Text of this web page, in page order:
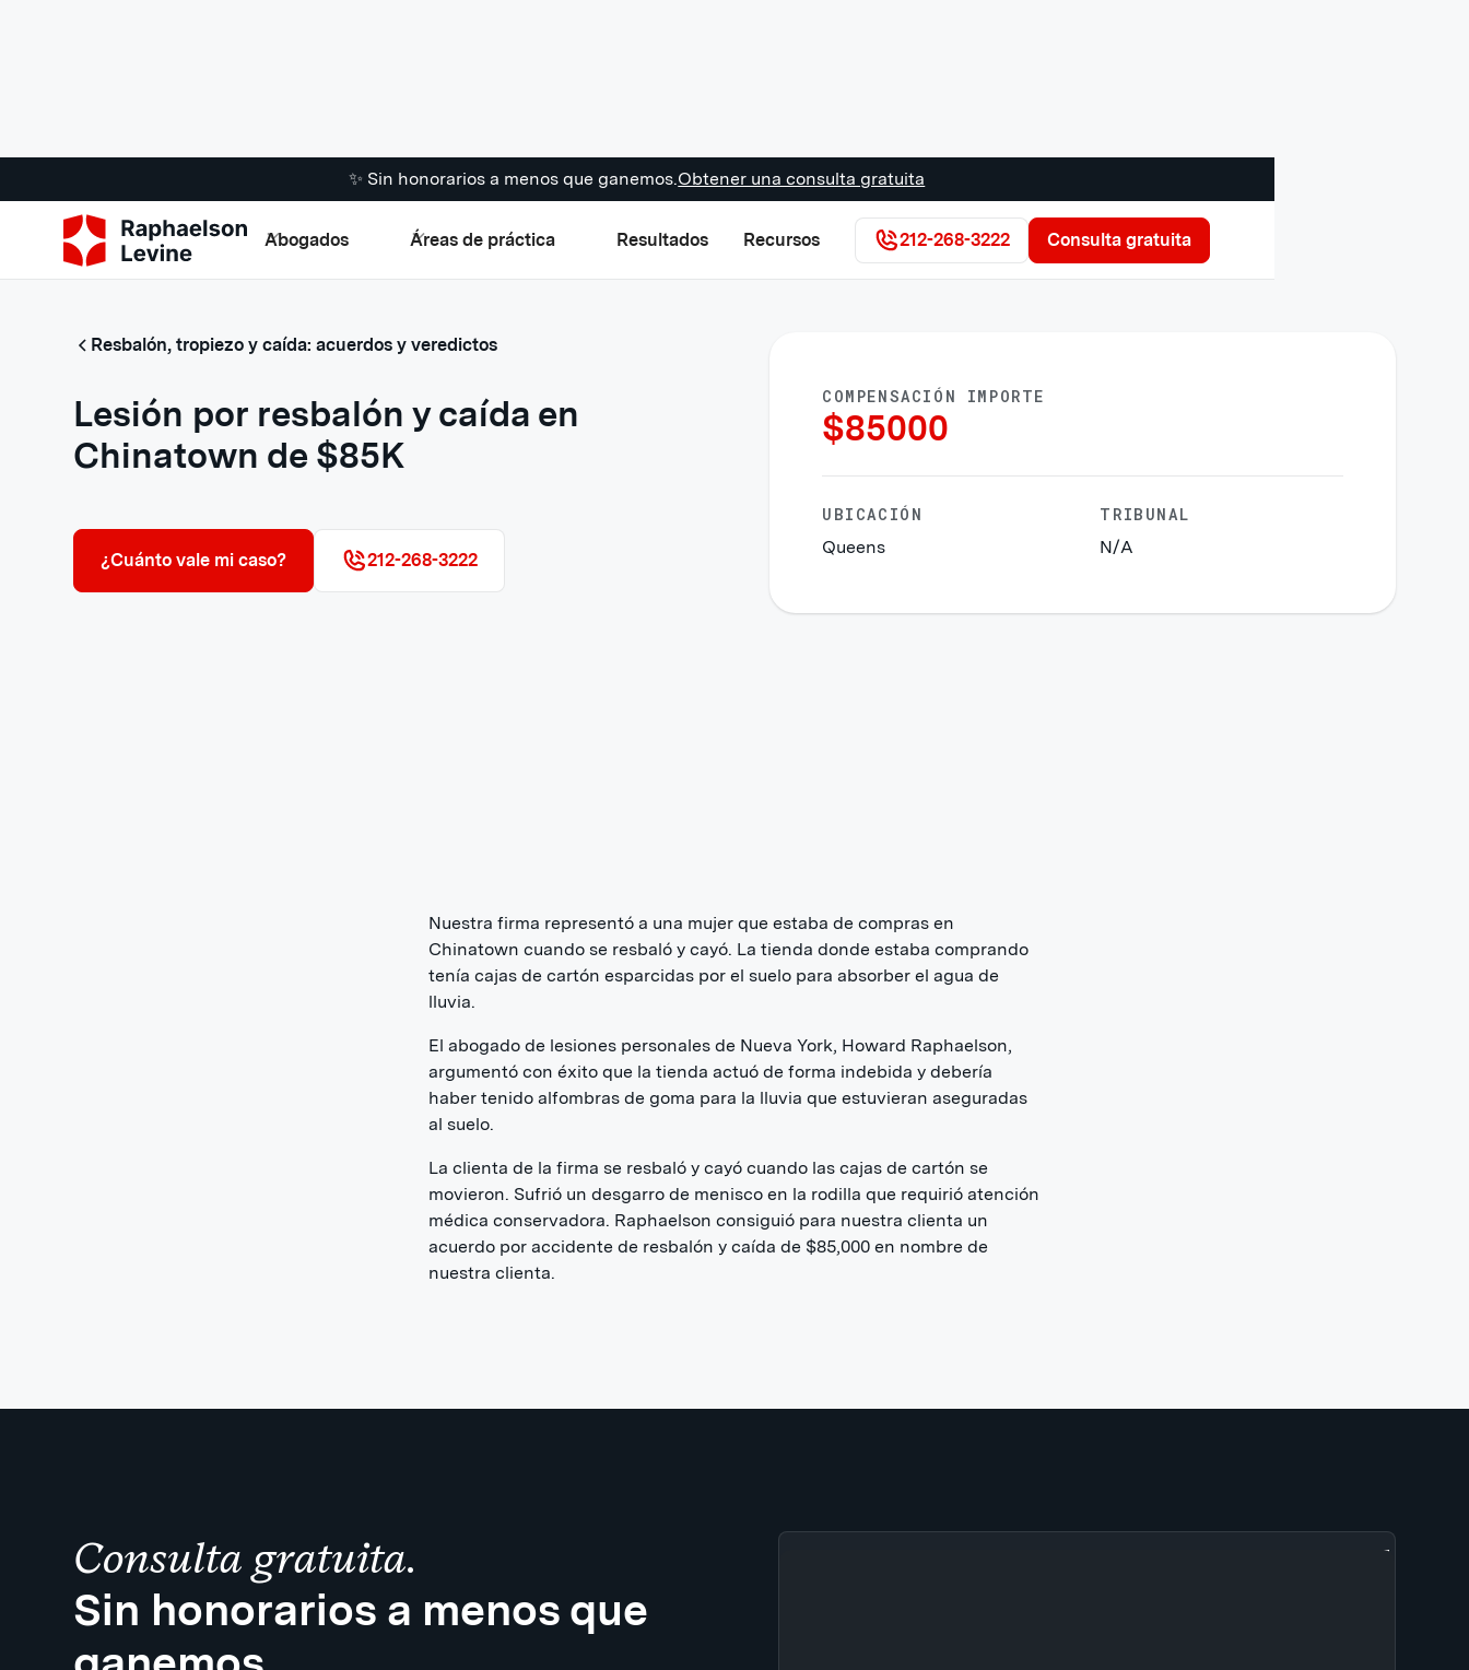
✨ Sin honorarios a menos que ganemos.Obtener una consulta gratuita
Abogados Áreas de práctica Resultados Recursos 212-268-3222 Consulta gratuita
Resbalón, tropiezo y caída: acuerdos y veredictos
Lesión por resbalón y caída en
Chinatown de $85K
¿Cuánto vale mi caso? 212-268-3222
COMPENSACIÓN IMPORTE
$85000
UBICACIÓN
Queens
TRIBUNAL
N/A
Nuestra firma representó a una mujer que estaba de compras en
Chinatown cuando se resbaló y cayó. La tienda donde estaba comprando
tenía cajas de cartón esparcidas por el suelo para absorber el agua de
lluvia.
El abogado de lesiones personales de Nueva York, Howard Raphaelson,
argumentó con éxito que la tienda actuó de forma indebida y debería
haber tenido alfombras de goma para la lluvia que estuvieran aseguradas
al suelo.
La clienta de la firma se resbaló y cayó cuando las cajas de cartón se
movieron. Sufrió un desgarro de menisco en la rodilla que requirió atención
médica conservadora. Raphaelson consiguió para nuestra clienta un
acuerdo por accidente de resbalón y caída de $85,000 en nombre de
nuestra clienta.
Consulta gratuita.
Sin honorarios a menos que